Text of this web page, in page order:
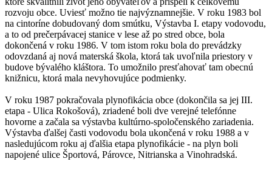
rozvoju obce. Uviesť možno tie najvýznamnejšie. V roku 1983 bol
na cintoríne dobudovaný dom smútku, Výstavba I. etapy vodovodu,
a to od prečerpávacej stanice v lese až po stred obce, bola
dokončená v roku 1986. V tom istom roku bola do prevádzky
odovzdaná aj nová materská škola, ktorá tak uvoľnila priestory v
budove bývalého kláštora. To umožnilo presťahovať tam obecnú
knižnicu, ktorá mala nevyhovujúce podmienky.
V roku 1987 pokračovala plynofikácia obce (dokončila sa jej III.
etapa - Ulica Rokošová), zriadené boli dve verejné telefónne
hovorne a začala sa výstavba kultúrno-spoločenského zariadenia.
Výstavba ďalšej časti vodovodu bola ukončená v roku 1988 a v
nasledujúcom roku aj ďalšia etapa plynofikácie - na plyn boli
napojené ulice Športová, Párovce, Nitrianska a Vinohradská.